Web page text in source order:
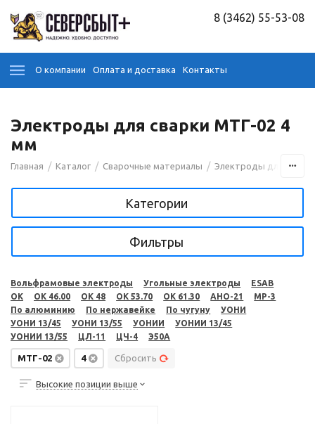
8 (3462) 55-53-08
О компании Оплата и доставка Контакты
Электроды для сварки МТГ-02 4
мм
Главная / Каталог / Сварочные материалы / Электроды для сварки
Категории
Фильтры
Вольфрамовые электроды Угольные электроды
ESAB
OK
OK 46.00 OK 48 OK 53.70 OK 61.30 АНО-21
МР-3
По алюминию
По нержавейке По чугуну
УОНИ
УОНИ 13/45
УОНИ 13/55 УОНИИ
УОНИИ 13/45
УОНИИ 13/55
ЦЛ-11 ЦЧ-4 Э50А
МТГ-02 4 Сбросить
Высокие позиции выше